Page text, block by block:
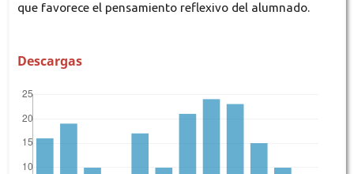
que favorece el pensamiento reflexivo del alumnado.
Descargas